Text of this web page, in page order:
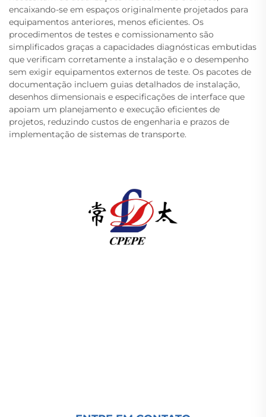
encaixando-se em espaços originalmente projetados para
equipamentos anteriores, menos eficientes. Os
procedimentos de testes e comissionamento são
simplificados graças a capacidades diagnósticas embutidas
que verificam corretamente a instalação e o desempenho
sem exigir equipamentos externos de teste. Os pacotes de
documentação incluem guias detalhados de instalação,
desenhos dimensionais e especificações de interface que
apoiam um planejamento e execução eficientes de
projetos, reduzindo custos de engenharia e prazos de
implementação de sistemas de transporte.